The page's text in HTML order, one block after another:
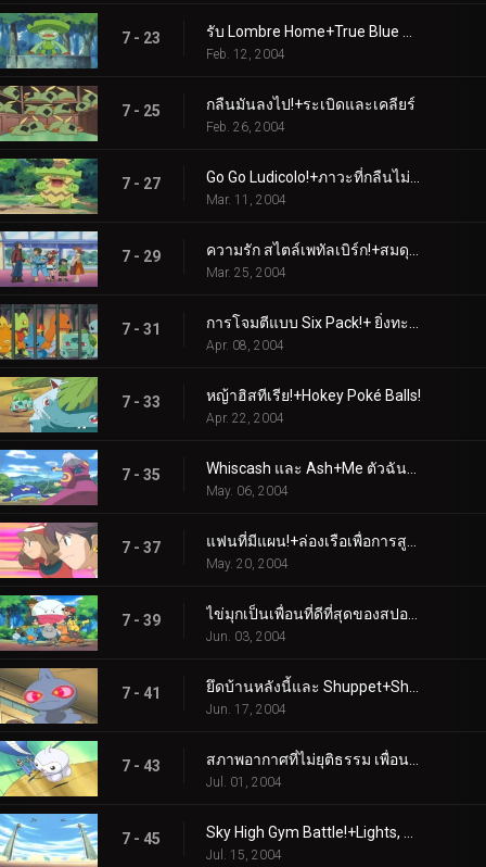
7 - 23
Feb. 12, 2004
7 - 25 กลืนมันลงไป!+ระเบิดและเคลียร์
Feb. 26, 2004
7 - 27
Mar. 11, 2004
7 - 29
Mar. 25, 2004
7 - 31
Apr. 08, 2004
7 - 33 หญ้าฮิสทีเรีย!+Hokey Poké Balls!
Apr. 22, 2004
7 - 35
May. 06, 2004
7 - 37
May. 20, 2004
7 - 39
Jun. 03, 2004
7 - 41
Jun. 17, 2004
7 - 43
Jul. 01, 2004
7 - 45
Jul. 15, 2004